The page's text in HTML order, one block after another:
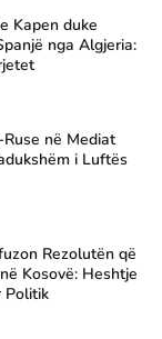
Kapen duke
nga Algjeria:
në Mediat
i Luftës
Rezolutën që
Kosovë: Heshtje
Politik